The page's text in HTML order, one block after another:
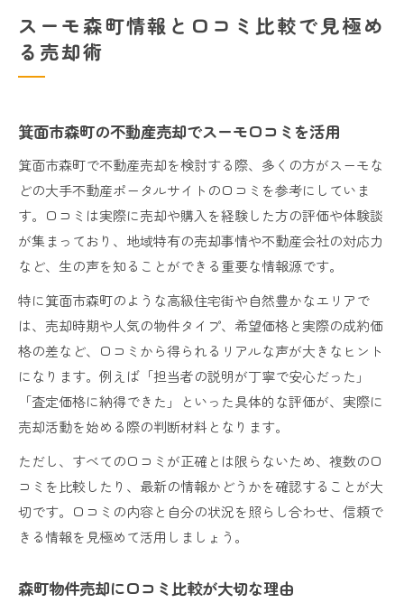
スーモ森町情報と口コミ比較で見極め
る売却術
箕面市森町の不動産売却でスーモ口コミを活用
箕面市森町で不動産売却を検討する際、多くの方がスーモな
どの大手不動産ポータルサイトの口コミを参考にしていま
す。口コミは実際に売却や購入を経験した方の評価や体験談
が集まっており、地域特有の売却事情や不動産会社の対応力
など、生の声を知ることができる重要な情報源です。
特に箕面市森町のような高級住宅街や自然豊かなエリアで
は、売却時期や人気の物件タイプ、希望価格と実際の成約価
格の差など、口コミから得られるリアルな声が大きなヒント
になります。例えば「担当者の説明が丁寧で安心だった」
「査定価格に納得できた」といった具体的な評価が、実際に
売却活動を始める際の判断材料となります。
ただし、すべての口コミが正確とは限らないため、複数の口
コミを比較したり、最新の情報かどうかを確認することが大
切です。口コミの内容と自分の状況を照らし合わせ、信頼で
きる情報を見極めて活用しましょう。
森町物件売却に口コミ比較が大切な理由